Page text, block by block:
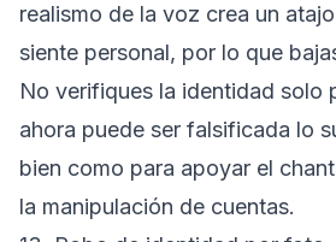
realismo de la voz crea un
siente personal, por lo que
No verifiques la identidad solo
ahora puede ser falsificada lo
bien como para apoyar el
la manipulación de cuentas.